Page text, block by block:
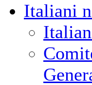
Italiani